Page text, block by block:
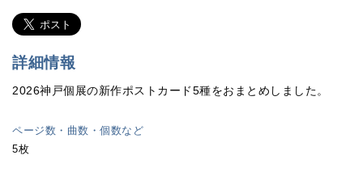
詳細情報
2026神戸個展の新作ポストカード5種をおまとめしました。
ページ数・曲数・個数など
5枚